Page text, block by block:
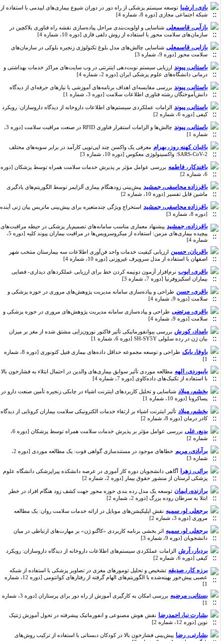
بادی، ارشیا توسعه سیستم پزشکی از راه دور در دوران شیوع بیماری‌های اپیدمی با استفاده از
شبکه اجتماعی مجازی [دوره 8، شماره 4]
بازآیی، قاسمعلی شناسایی و اولویت‌بندی مراحل پیاده‌سازی نقشه راه فناوری بلاکچین در
سازمان‌های سلامت محور با استفاده از روش دلفی فازی [دوره 10، شماره 4]
بازایی، قاسمعلی شناسایی چالش‌های مدل بلوغ تکنولوژی زنجیره بلوکی در سازمان‌های
سلامت محور [دوره 9، شماره 3]
باستانی، پیوند ارزیابی سیستم نوبت‌دهی اینترنتی در وب سایت‌های مراکز خدمات بهداشتی و
درمانی دانشگاه‌های علوم پزشکی ایران [دوره 2، شماره 4]
باستانی، پیوند بررسی مقایسه‌ای اهداف برنامه‌های آموزشی با نیازهای حرفه‌ای از دیدگاه
دانش‌آموختگان رشته فناوری اطلاعات سلامت [دوره 3، شماره 1]
باستانی، پیوند الزامات عملکردی سیستم‌های اطلاعات داروخانه از دیدگاه داروسازان: رویکرد
کیفی [دوره 6، شماره 2]
باستانی، پیوند
چالش‌ها و الزامات استقرار فناوری RFID در صنعت مراقبت سلامت [دوره 3،
شماره 1]
باغبان کهنه روز، بهرام معرفی یک واکسن چند اپی‌توپی کارآمد در برابر سویه‌های مختلف
SARS-CoV-2: واکسینولوژی معکوس [دوره 10، شماره 3]
بافندکار، فاطمه بررسی عوامل مؤثر بر پذیرش خدمات سلامت همراه توسط پزشکان [دوره
باقرزاده محاسفی، جمشید پیش‌بینی زودهنگام بیماری آلزایمر توسط الگوریتم‌های یادگیری
ماشین قابل تفسیر [دوره 10، شماره 2]
باقرزاده محاسفی، جمشید استخراج ویژگی چندمتغیره برای پیش‌بینی ماتریس بیان ژنی آینده
[دوره 8، شماره 3]
باقرزاده، جمشید پیشنهاد معماری مناسب سامانه‌های تصمیم‌یار پزشکی در حیطه مراقبت‌های
پیچیده بیماری‌های مزمن: استفاده از میکروسرویس‌ها در مراقبت بیماران پیوند کلیه [دوره 5،
شماره 4]
باقریان، حسین ارزیابی کیفیت خدمات واحد فن‌آوری اطلاعات سه بیمارستان منتخب شهر
اصفهان با استفاده از مدل سروپرف غیروزنی [دوره 10، شماره 4]
باقری، ایوب نرم‌افزار آزمون دونیمه کردن خط برای ارزیابی عملکردهای دیداری- فضایی
بیماران اسکیزوفرنیا [دوره 7، شماره 3]
باقری، حسن طراحی و پیاده‌سازی سامانه مدیریت پژوهش‌های مروری در حوزه پزشکی و
سلامت [دوره 9، شماره 4]
باقری، مرتضی طراحی و پیاده‌سازی سامانه مدیریت پژوهش‌های مروری در حوزه پزشکی و
سلامت [دوره 9، شماره 4]
بامداد، کورش بررسی بیوانفورماتیکی تأثیر فاکتور نورون‌زایی مشتق ‌شده از مغز بر میزان
بیان ژن در رده سلولی SH-SY5Y [دوره 6، شماره 1]
باوفا، بابک
طراحی و توسعه مجموعه حداقل داده‌های بیماری فنیل کتونوری [دوره 8، شماره
بایبوردی، الهه مطالعه‌ موردی تأثیر سوابق بیماری‌های والدین در احتمال ابتلاء به فشارخون بالا
با استفاده از تکنیک‌های داده‌کاوی [دوره 7، شماره 4]
بخشم، میلاد شناسایی و تحلیل کاربردهای اینترنت اشیاء در چابکی زنجیره تأمین صنعت دارو در
پساکرونا [دوره 10، شماره 1]
بخشم، میلاد تأثیر اینترنت اشیاء بر ارتقاء خدمات الکترونیکی سلامت بیماران کرونایی از دیدگاه
کادر درمان [دوره 8، شماره 2]
بدیع، علی
بررسی عوامل مؤثر بر پذیرش خدمات سلامت همراه توسط پزشکان [دوره 6،
شماره 2]
برآبادی، مریم
خطاهای موجود در مستندسازی گواهی فوت: یک مطالعه موردی [دوره 2،
شماره 3]
برائی، زهرا
آگاهی دانشجویان دوره کار آموزی در عرصه دانشکده پیراپزشکی دانشگاه علوم
پزشکی لرستان از منشور حقوق بیمار [دوره 2، شماره 2]
برازنده، ایمان توسعه یک مدل رده بندی حوزه محور جهت کشف زود هنگام افراد در خطر
ابتلا به سرطان روده بزرگ [دوره 2، شماره 2]
برجعلی لو، سمیه نقش اپلیکیشن‌ها‌ی موبایل در ارائه خدمات سلامت روان‌: یک مطالعه
مروری [دوره 3، شماره 2]
برجعلی لو، سمیه اثر بخشی برنامه کاربردی «کاگنو ژن» ﺑﺮ مهارت‌های ارتباطی در میان
دانشجویان [دوره 9، شماره 3]
بردبار، آرش الزامات عملکردی سیستم‌های اطلاعات داروخانه از دیدگاه داروسازان: رویکرد
کیفی [دوره 6، شماره 2]
برزه کار، صدیقه تشخیص و تحلیل تومورهای مغزی در تصاویر پزشکی با استفاده از شبکه
عصبی پیش‌خور بهینه‌شده با الگوریتم‌های الهام گرفته از رفتارهای کوانتومی [دوره 12، شماره
بستانی، مرضیه
بررسی امکان به کارگیری آموزش از راه دور برای پرستاران [دوره 3، شماره
بشارت نیا، احمدرضا نقش هوش مصنوعی و انفورماتیک پیشرفته در تحول آموزش ژنتیک
نوین [دوره 12، شماره 2]
بشارتی، رضا پیش‌بینی فشارخون بالا در کودکان دبستانی با استفاده از ترکیب روش‌های